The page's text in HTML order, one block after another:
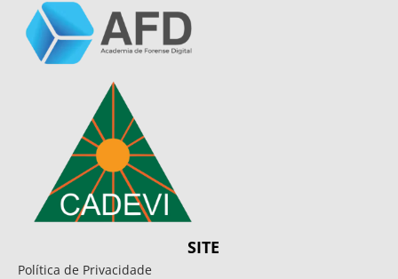
SITE
Política de Privacidade